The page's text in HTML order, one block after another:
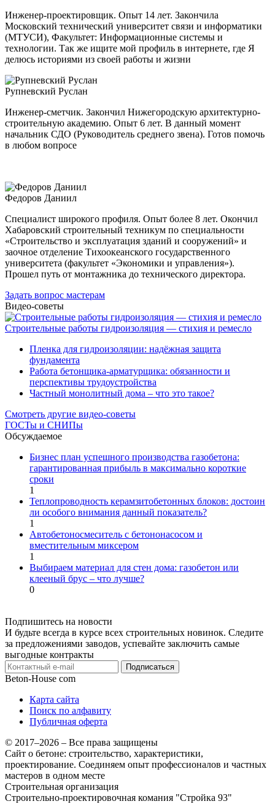
Инженер-проектировщик. Опыт 14 лет. Закончила
Московский технический университет связи и информатики
(МТУСИ), Факультет: Информационные системы и
технологии. Так же ищите мой профиль в интернете, где Я
делюсь историями из своей работы и жизни
Рупневский Руслан
Инженер-сметчик. Закончил Нижегородскую архитектурно-
строительную академию. Опыт 6 лет. В данный момент
начальник СДО (Руководитель среднего звена). Готов помочь
в любом вопросе
Федоров Даниил
Специалист широкого профиля. Опыт более 8 лет. Окончил
Хабаровский строительный техникум по специальности
«Строительство и эксплуатация зданий и сооружений» и
заочное отделение Тихоокеанского государственного
университета (факультет «Экономики и управления»).
Прошел путь от монтажника до технического директора.
Задать вопрос мастерам
Видео-советы
Строительные работы гидроизоляция — стихия и ремесло
Пленка для гидроизоляции: надёжная защита
фундамента
Работа бетонщика-арматурщика: обязанности и
перспективы трудоустройства
Частный монолитный дома – что это такое?
Смотреть другие видео-советы
ГОСТы и СНИПы
Обсуждаемое
Бизнес план успешного производства газобетона:
гарантированная прибыль в максимально короткие
сроки
1
Теплопроводность керамзитобетонных блоков: достоин
ли особого внимания данный показатель?
1
Автобетоносмеситель с бетононасосом и
вместительным миксером
1
Выбираем материал для стен дома: газобетон или
клееный брус – что лучше?
0
Подпишитесь на новости
И будьте всегда в курсе всех строительных новинок. Следите
за предложениями заводов, успевайте заключить самые
выгодные контракты
Подписаться
Beton-House com
Карта сайта
Поиск по алфавиту
Публичная оферта
© 2017–2026 – Все права защищены
Сайт о бетоне: строительство, характеристики,
проектирование. Соединяем опыт профессионалов и частных
мастеров в одном месте
Строительная организация
Строительно-проектировочная комания "Стройка 93"